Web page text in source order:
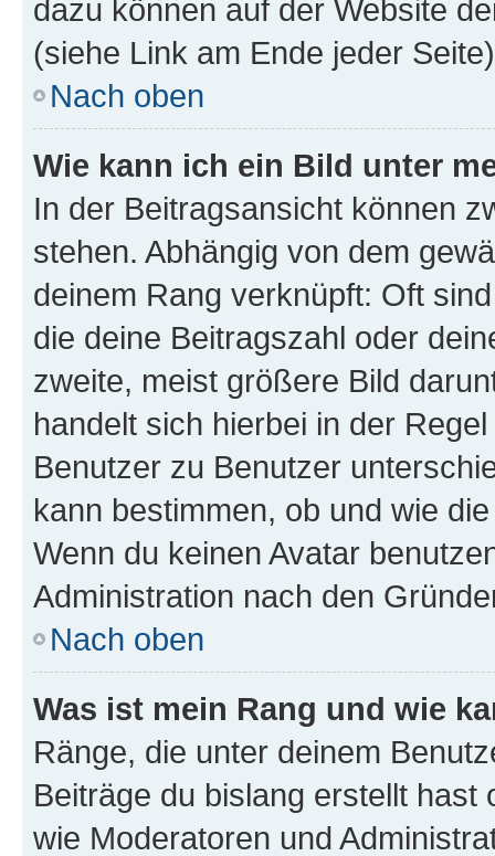
dazu können auf der Website
(siehe Link am Ende jeder
Nach oben
Wie kann ich ein Bild unter
In der Beitragsansicht können
stehen. Abhängig von dem
deinem Rang verknüpft: Oft
die deine Beitragszahl oder
zweite, meist größere Bild
handelt sich hierbei in der
Benutzer zu Benutzer
kann bestimmen, ob und wie
Wenn du keinen Avatar
Administration nach den
Nach oben
Was ist mein Rang und wie
Ränge, die unter deinem
Beiträge du bislang erstellt
wie Moderatoren und